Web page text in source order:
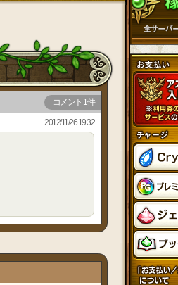
コメント 1件
2012/11/26 19:32